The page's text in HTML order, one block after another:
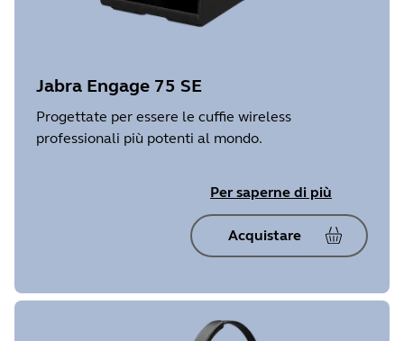
Jabra Engage 75 SE
Progettate per essere le cuffie wireless
professionali più potenti al mondo.
Per saperne di più
Acquistare